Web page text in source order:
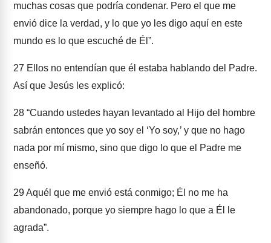
muchas cosas que podría condenar. Pero el que me
envió dice la verdad, y lo que yo les digo aquí en este
mundo es lo que escuché de Él”.
27 Ellos no entendían que él estaba hablando del Padre.
Así que Jesús les explicó:
28 “Cuando ustedes hayan levantado al Hijo del hombre
sabrán entonces que yo soy el ‘Yo soy,’ y que no hago
nada por mí mismo, sino que digo lo que el Padre me
enseñó.
29Aquél que me envió está conmigo; Él no me ha
abandonado, porque yo siempre hago lo que a Él le
agrada”.